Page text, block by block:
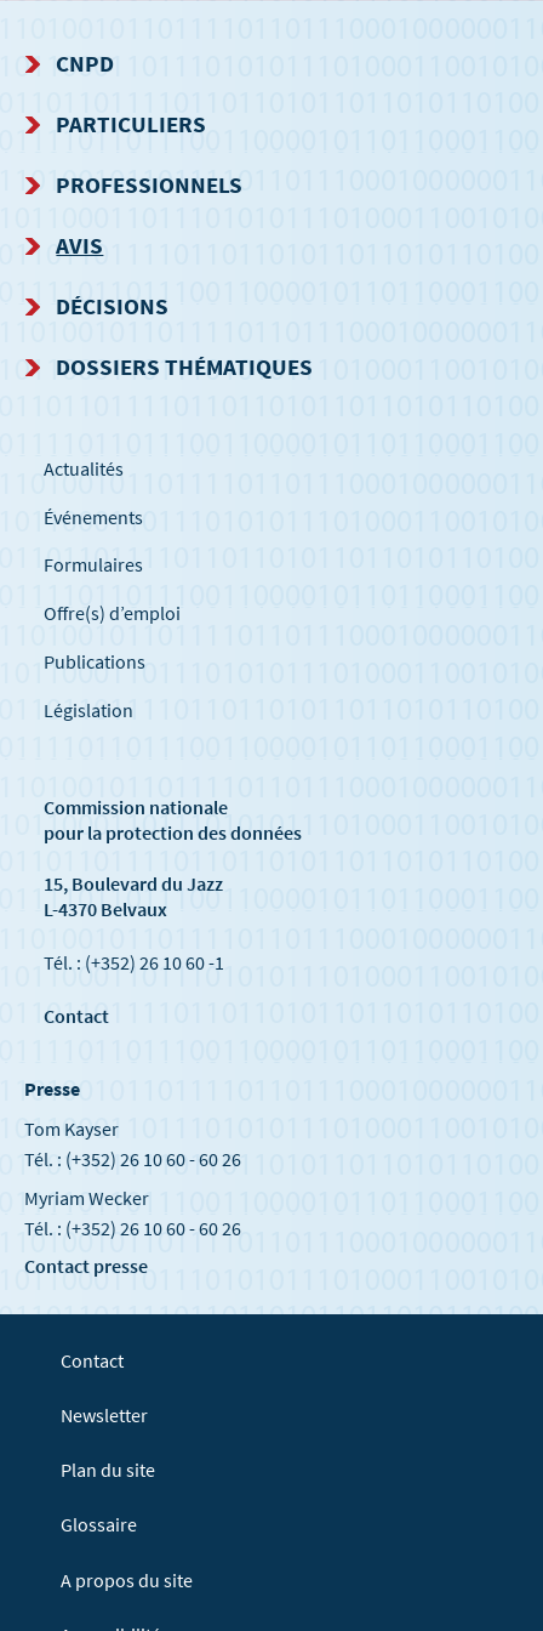
MENU
DE
NAVIGATION
CNPD
PARTICULIERS
PROFESSIONNELS
AVIS
DÉCISIONS
DOSSIERS THÉMATIQUES
Actualités
Événements
Formulaires
Offre(s) d’emploi
Publications
Législation
Commission nationale
pour la protection des données
15, Boulevard du Jazz
L-4370 Belvaux
Tél. : (+352) 26 10 60 -1
Contact
Presse
Tom Kayser
Tél. : (+352) 26 10 60 - 60 26
Myriam Wecker
Tél. : (+352) 26 10 60 - 60 26
Contact presse
Contact
Newsletter
Plan du site
Glossaire
A propos du site